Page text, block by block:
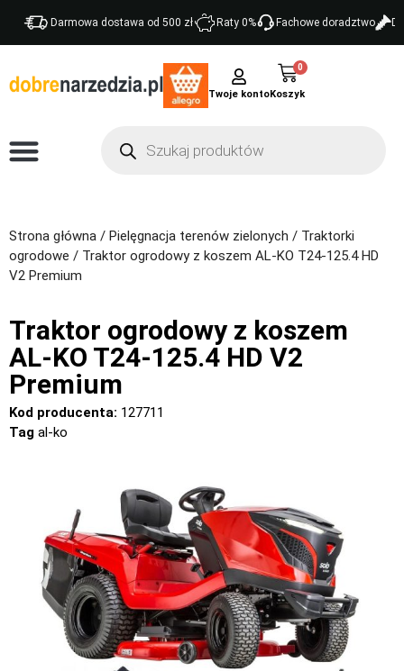
Darmowa dostawa od 500 zł Raty 0% Fachowe doradztwo
Twoje konto
0
Strona główna / Pielęgnacja terenów zielonych / Traktorki
ogrodowe / Traktor ogrodowy z koszem AL-KO T24-125.4 HD
V2 Premium
Traktor ogrodowy z koszem
AL-KO T24-125.4 HD V2
Premium
Kod producenta: 127711
Tag al-ko